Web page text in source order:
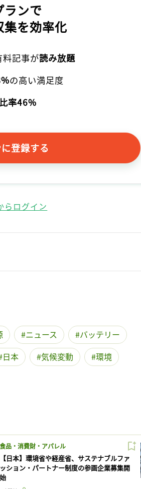
ランで
を効率化
記事が読み放題
の高い満足度
率46%
登録する
らログイン
ニュース
バッテリー
日本 気候変動 環境
食品・消費財・アパレル
【日本】環境省や経産省、サステナブルファ
ッション・パートナー制度の参画企業募集開
始